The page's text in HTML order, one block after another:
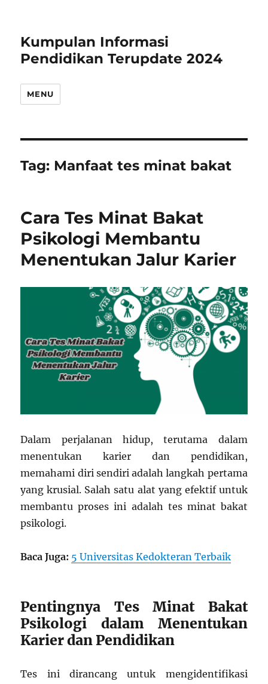
Kumpulan Informasi
Pendidikan Terupdate 2024
MENU
Tag: Manfaat tes minat bakat
Cara Tes Minat Bakat
Psikologi Membantu
Menentukan Jalur Karier
Dalam perjalanan hidup, terutama dalam
menentukan karier dan pendidikan,
memahami diri sendiri adalah langkah pertama
yang krusial. Salah satu alat yang efektif untuk
membantu proses ini adalah tes minat bakat
psikologi.
Baca Juga: 5 Universitas Kedokteran Terbaik
Pentingnya Tes Minat Bakat
Psikologi dalam Menentukan
Karier dan Pendidikan
Tes ini dirancang untuk mengidentifikasi